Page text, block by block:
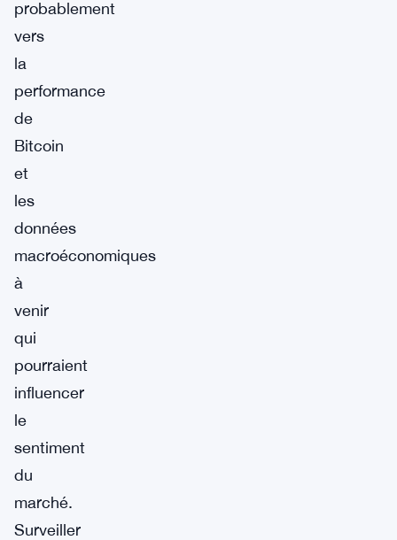
probablement
vers
la
performance
de
Bitcoin
et
les
données
macroéconomiques
à
venir
qui
pourraient
influencer
le
sentiment
du
marché.
Surveiller